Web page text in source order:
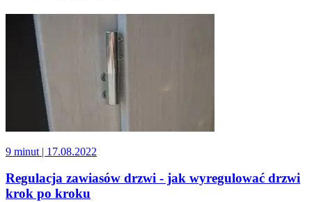
9 minut | 17.08.2022
Regulacja zawiasów drzwi - jak wyregulować drzwi
krok po kroku